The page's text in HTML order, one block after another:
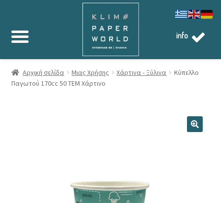
Αρχική σελίδα Μιας Χρήσης Χάρτινα - Ξύλινα
Κύπελλο
Παγωτού 170cc 50 TEM Χάρτινο
info